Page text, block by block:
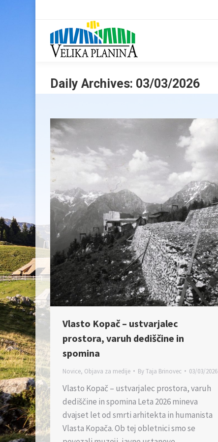
Daily Archives: 03/03/2026
Vlasto Kopač – ustvarjalec
prostora, varuh dediščine in
spomina
Novice, Objava za medije ByTaja Brinovec 03/03/2026
Vlasto Kopač – ustvarjalec prostora, varuh
dediščine in spomina Leta 2026 mineva
dvajset let od smrti arhitekta in humanista
Vlasta Kopača. Ob tej obletnici smo se